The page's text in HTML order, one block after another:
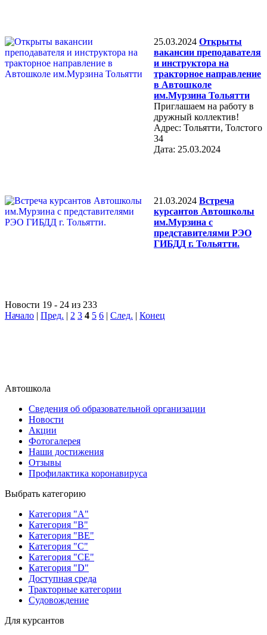
25.03.2024 Открыты
вакансии преподавателя
и инструктора на
тракторное направление
в Автошколе
им.Мурзина Тольятти
Приглашаем на работу в
дружный коллектив!
Адрес: Тольятти, Толстого
34
Дата: 25.03.2024
21.03.2024 Встреча
курсантов Автошколы
им.Мурзина с
представителями РЭО
ГИБДД г. Тольятти.
Новости 19 - 24 из 233
Начало | Пред. | 2 3 4 5 6 | След. | Конец
Автошкола
Сведения об образовательной организации
Новости
Акции
Фотогалерея
Наши достижения
Отзывы
Профилактика коронавируса
Выбрать категорию
Категория "A"
Категория "B"
Категория "BE"
Категория "C"
Категория "CE"
Категория "D"
Доступная среда
Тракторные категории
Судовождение
Для курсантов